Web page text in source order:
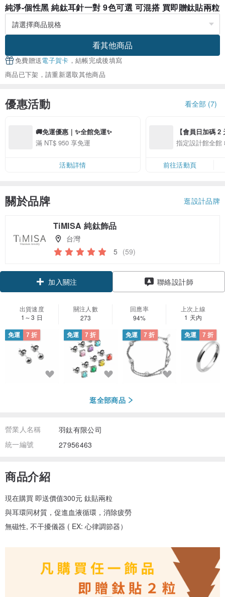
純淨-個性黑 純鈦耳針一對 9色可選 可混搭 買即贈鈦貼兩粒
看其他商品
免費贈送電子賀卡 ，結帳完成後填寫
商品已下架，請重新選取其他商品
優惠活動 看全部 (7)
🚚免運優惠｜✨全館免運✨
滿 NT$ 950 享免運
活動詳情
【會員日加碼 2
8/10 精選設計
指定設計館全館
前往活動頁
關於品牌 逛設計品牌
TiMISA 純鈦飾品
台灣
5 (59)
加入關注 聯絡設計師
出貨速度
1～3 日
關注人數
273
回應率
94%
上次上線
1 天內
免運 7 折 免運 7 折 免運 7 折 免運 7 折
逛全部商品
營業人名稱
羽鈦有限公司
統一編號
27956463
商品介紹
現在購買 即送價值300元 鈦貼兩粒
與耳環同材質，促進血液循環，消除疲勞
無磁性, 不干擾儀器 ( EX: 心律調節器）